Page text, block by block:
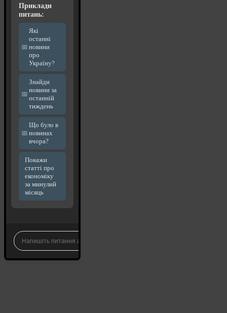
Приклади
питань:
Які
останні
новини
про
Україну?
Знайди
новини за
останній
тиждень
Що було в
новинах
вчора?
Покажи
статті про
економіку
за минулий
місяць